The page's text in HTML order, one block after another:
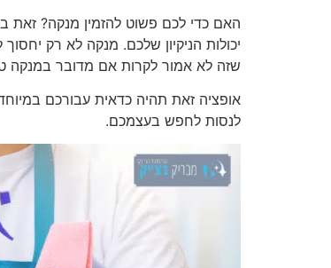
האם כדי לכם פשוט להזמין מנקה? זאת
יכולות הניקיון שלכם. מנקה לא רק
שזה לא אמור לקרות אם מדובר במנקה
אופציה זאת תהיה כדאית עבורכם
לנסות לחפש בעצמכם.